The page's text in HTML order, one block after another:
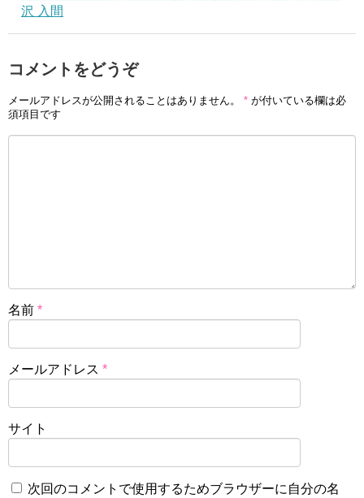
沢 入間
コメントをどうぞ
メールアドレスが公開されることはありません。 * が付いている欄は必
須項目です
名前 *
メールアドレス *
サイト
次回のコメントで使用するためブラウザーに自分の名